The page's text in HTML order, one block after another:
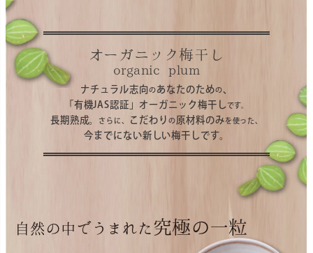
オーガニック梅干し
organic plum
ナチュラル志向の あなたのための
「有機JAS認証」オーガニック梅干し です。
長期熟成。 さらに、 こだわり の 原材料のみ を使った、
今までにない新しい梅干しです。
自然の中でうまれた 究極の一粒